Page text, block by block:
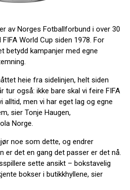
av Norges Fotballforbund i over 30
World Cup siden 1978. For
betydd kampanjer med egne
heie fra sidelinjen, helt siden
tur også: ikke bare skal vi feire FIFA
alltid, men vi har eget lag og egne
sier Tonje Haugen,
Norge.
noe som dette, og endrer
er det en gang det passer er det nå.
sette ansikt – bokstavelig
bokser i butikkhyllene, sier